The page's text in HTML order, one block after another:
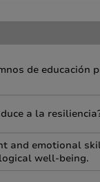
de educación
a la
and emotional
well-being.